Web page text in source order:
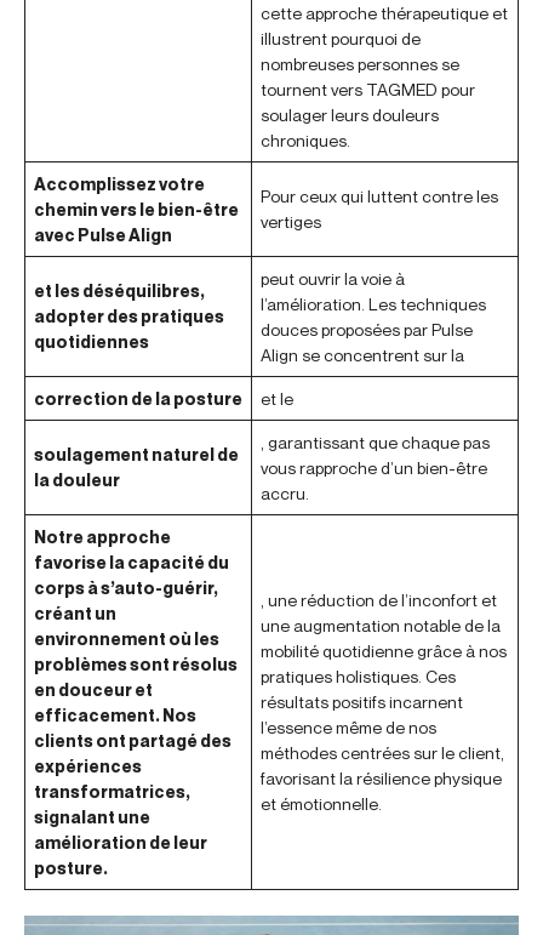
cette approche thérapeutique et
illustrent pourquoi de
nombreuses personnes se
tournent vers TAGMED pour
soulager leurs douleurs
chroniques.
Accomplissez votre
chemin vers le bien-être
avec Pulse Align
Pour ceux qui luttent contre les
vertiges
et les déséquilibres,
adopter des pratiques
quotidiennes
peut ouvrir la voie à
l’amélioration. Les techniques
douces proposées par Pulse
Align se concentrent sur la
correction de la posture et le
soulagement naturel de
la douleur
, garantissant que chaque pas
vous rapproche d’un bien-être
accru.
Notre approche
favorise la capacité du
corps à s’auto-guérir,
créant un
environnement où les
problèmes sont résolus
en douceur et
efficacement. Nos
clients ont partagé des
expériences
transformatrices,
signalant une
amélioration de leur
posture.
, une réduction de l’inconfort et
une augmentation notable de la
mobilité quotidienne grâce à nos
pratiques holistiques. Ces
résultats positifs incarnent
l’essence même de nos
méthodes centrées sur le client,
favorisant la résilience physique
et émotionnelle.